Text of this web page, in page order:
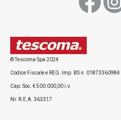
© Tescoma Spa 2024
Codice Fiscale e REG. Imp. BS n. 01873360984
Cap. Soc. € 500.000,00 i.v.
Nr. R.E.A. 363317